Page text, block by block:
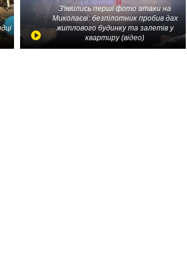
З'явились перші фото атаки на
Миколаєві: безпілотник пробив дах
житлового будинку та залетів у
квартиру (відео)